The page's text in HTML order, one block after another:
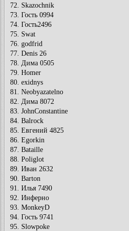
72. Skazochnik
73. Гость 0994
74. Гость2496
75. Swat
76. godfrid
77. Denis 26
78. Дима 0505
79. Homer
80. exidnys
81. Neobyazatelno
82. Дима 8072
83. JohnConstantine
84. Balrock
85. Евгений 4825
86. Egorkin
87. Bataille
88. Poliglot
89. Иван 2632
90. Barton
91. Илья 7490
92. Инферно
93. MonkeyD
94. Гость 9741
95. Slowpoke